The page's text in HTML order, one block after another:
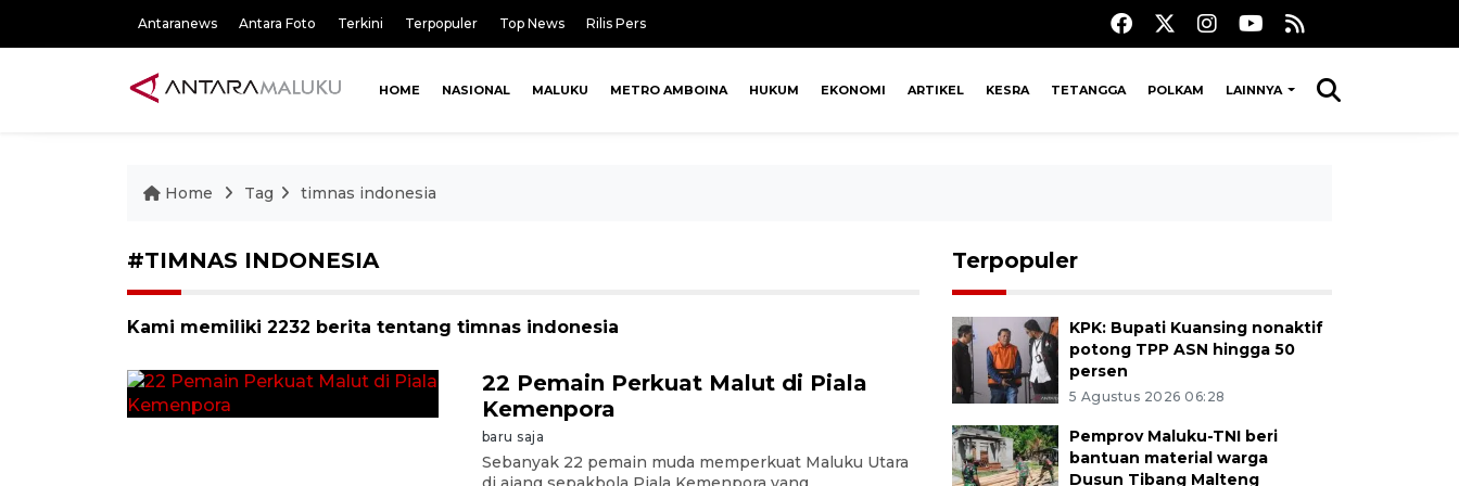
Antaranews Antara Foto Terkini Terpopuler Top News Rilis Pers
HOME NASIONAL MALUKU METRO AMBOINA HUKUM EKONOMI ARTIKEL KESRA TETANGGA POLKAM LAINNYA
Home Tag timnas indonesia
#TIMNAS INDONESIA
Kami memiliki 2232 berita tentang timnas indonesia
22 Pemain Perkuat Malut di Piala
Kemenpora
baru saja
Sebanyak 22 pemain muda memperkuat Maluku Utara
Terpopuler
KPK: Bupati Kuansing nonaktif
potong TPP ASN hingga 50
persen
5 Agustus 2026 06:28
Pemprov Maluku-TNI beri
bantuan material warga
Dusun Tibang Malteng